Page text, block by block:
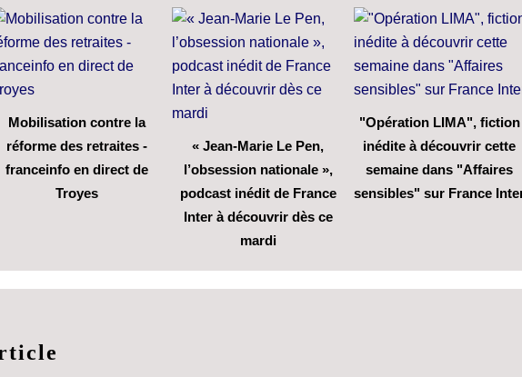
Mobilisation contre la
réforme des retraites -
franceinfo en direct de
Troyes
« Jean-Marie Le Pen,
l’obsession nationale »,
podcast inédit de France
Inter à découvrir dès ce
mardi
"Opération LIMA", fiction
inédite à découvrir cette
semaine dans "Affaires
sensibles" sur France